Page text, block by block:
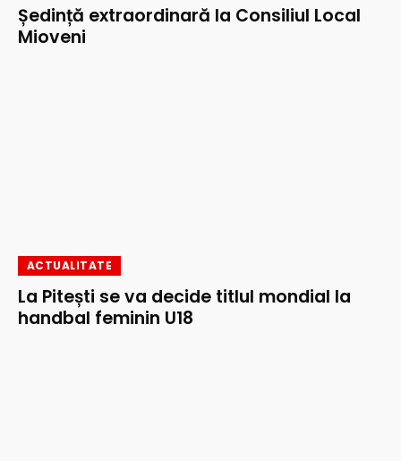
Ședință extraordinară la Consiliul Local
Mioveni
ACTUALITATE
La Pitești se va decide titlul mondial la
handbal feminin U18